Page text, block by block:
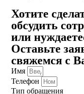
Хотите
обсудить
или
Оставьте
свяжемся с
Имя
Телефон
Тип обращения